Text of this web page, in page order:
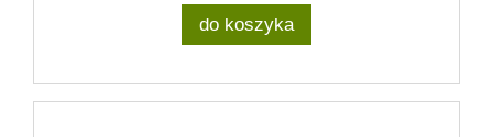
do koszyka